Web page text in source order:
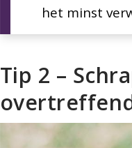
het minst
Tip 2 –